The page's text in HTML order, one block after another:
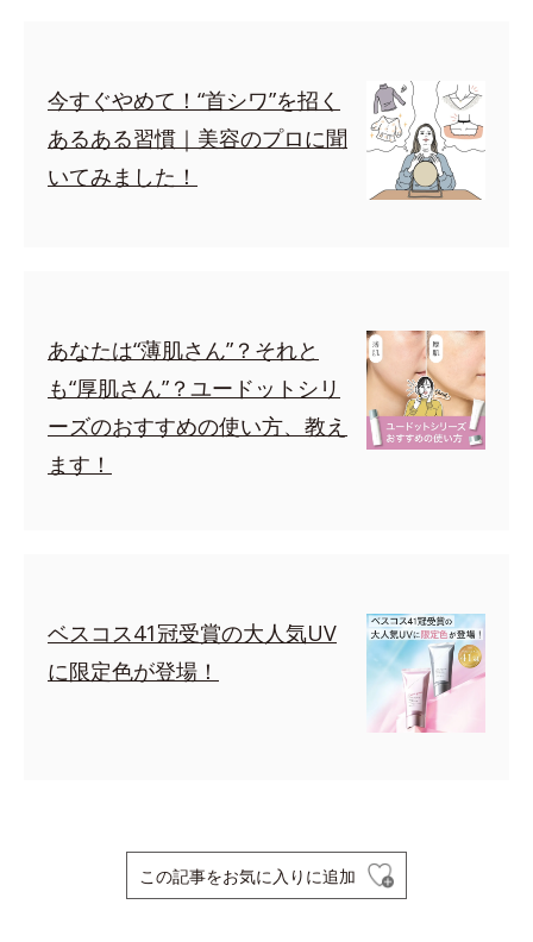
今すぐやめて！“首シワ”を招く
あるある習慣｜美容のプロに聞
いてみました！
あなたは“薄肌さん”？それと
も“厚肌さん”？ユードットシリ
ーズのおすすめの使い方、教え
ます！
ベスコス41冠受賞の大人気UV
に限定色が登場！
この記事をお気に入りに追加